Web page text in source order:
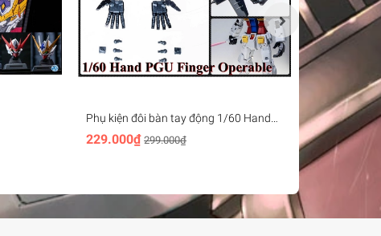
Phụ kiện đôi bàn tay động 1/60 Hands
PGU Finger Operable - Power Vest
229.000₫ 299.000₫
Nhíp gắp
Tweezers
239.000₫